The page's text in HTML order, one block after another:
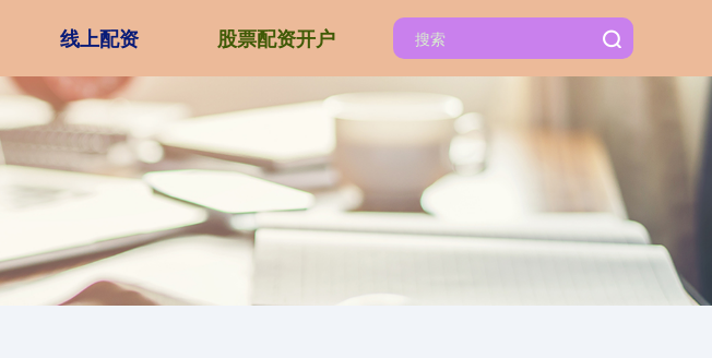
线上配资 股票配资开户